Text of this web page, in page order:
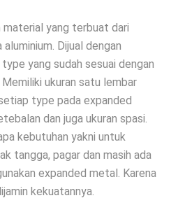
yang terbuat dari
Dijual dengan
yang sudah sesuai dengan
ukuran satu lembar
type pada expanded
dan juga ukuran spasi.
kebutuhan yakni untuk
tangga, pagar dan masih ada
expanded metal. Karena
kekuatannya.